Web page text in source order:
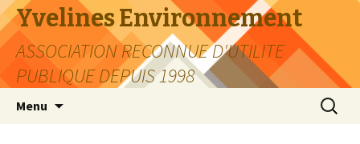
Yvelines Environnement
ASSOCIATION RECONNUE D'UTILITE
PUBLIQUE DEPUIS 1998
Menu